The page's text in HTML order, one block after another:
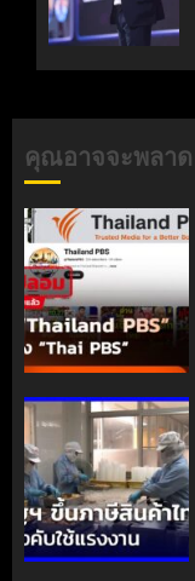
คุณอาจจะพลาด